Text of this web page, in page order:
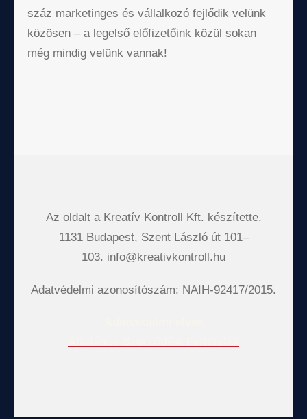
száz marketinges és vállalkozó fejlődik velünk
közösen – a legelső előfizetőink közül sokan
még mindig velünk vannak!
Az oldalt a Kreatív Kontroll Kft. készítette.
1131 Budapest, Szent László út 101–
103. info@kreativkontroll.hu
Adatvédelmi azonosítószám: NAIH-92417/2015.